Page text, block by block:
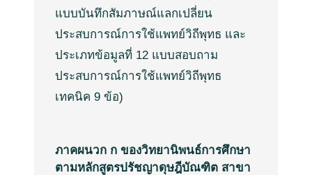
แบบบันทึกสัมภาษณ์แลกเปลี่ยน
ประสบการณ์การใช้แพทย์วิถีพุทธ และ
ประเภทข้อมูลที่ 12 แบบสอบถาม
ประสบการณ์การใช้แพทย์วิถีพุทธ
เทคนิค 9ข้อ)
ภาคผนวก ก ของวิทยานิพนธ์การศึกษา
ตามหลักสูตรปรัชญาดุษฎีบัณฑิต สาขา